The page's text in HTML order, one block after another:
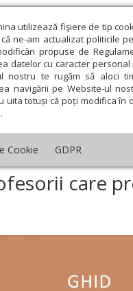
utilizează fişiere de tip
ne-am actualizat politicile
propuse de
datelor cu caracter
nostru te rugăm să aloci
navigării pe Website-ul
uita totuși că poți modifica
Cookie GDPR
Teologie și
Educaţie
Educaţie Ghidul pentru
care